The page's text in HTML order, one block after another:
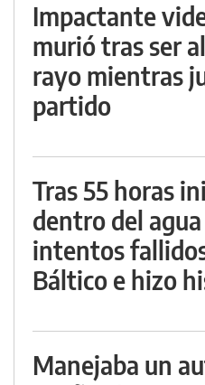
Impactante
murió tras ser
rayo mientras
partido
Tras 55 horas
dentro del
intentos
Báltico e hizo
Manejaba un